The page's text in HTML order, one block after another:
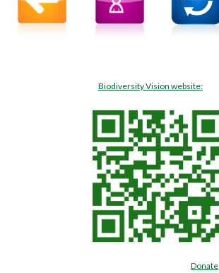
Biodiversity Vision website:
Donate